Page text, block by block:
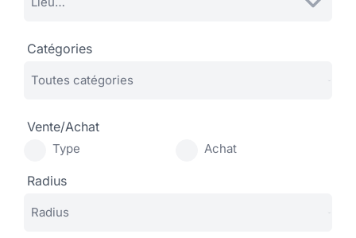
Catégories
Vente/Achat
Type Achat
Radius